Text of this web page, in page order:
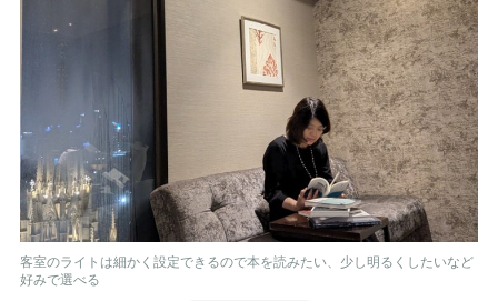
客室のライトは細かく設定できるので本を読みたい、少し明るくしたいなど
好みで選べる